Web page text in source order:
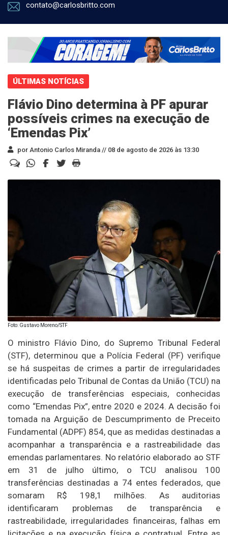
contato@carlosbritto.com
ÚLTIMAS NOTÍCIAS
Flávio Dino determina à PF apurar
possíveis crimes na execução de
‘Emendas Pix’
por Antonio Carlos Miranda // 08 de agosto de 2026 às 13:30
Foto: Gustavo Moreno/STF
O ministro Flávio Dino, do Supremo Tribunal Federal
(STF), determinou que a Polícia Federal (PF) verifique
se há suspeitas de crimes a partir de irregularidades
identificadas pelo Tribunal de Contas da União (TCU) na
execução de transferências especiais, conhecidas
como “Emendas Pix”, entre 2020 e 2024. A decisão foi
tomada na Arguição de Descumprimento de Preceito
Fundamental (ADPF) 854, que as medidas destinadas a
acompanhar a transparência e a rastreabilidade das
emendas parlamentares. No relatório elaborado ao STF
em 31 de julho último, o TCU analisou 100
transferências destinadas a 74 entes federados, que
somaram R$ 198,1 milhões. As auditorias
identificaram problemas de transparência e
rastreabilidade, irregularidades financeiras, falhas em